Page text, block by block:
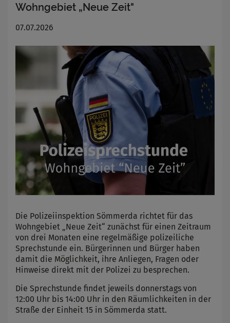
Wohngebiet „Neue Zeit"
07.07.2026
Die Polizeiinspektion Sömmerda richtet für das
Wohngebiet „Neue Zeit“ zunächst für einen Zeitraum
von drei Monaten eine regelmäßige polizeiliche
Sprechstunde ein. Bürgerinnen und Bürger haben
damit die Möglichkeit, ihre Anliegen, Fragen oder
Hinweise direkt mit der Polizei zu besprechen.
Die Sprechstunde findet jeweils donnerstags von
12:00 Uhr bis 14:00 Uhr in den Räumlichkeiten in der
Straße der Einheit 15 in Sömmerda statt.